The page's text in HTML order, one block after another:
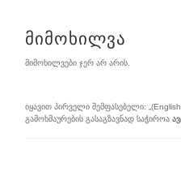
მიმოხილვა
მიმოხილვები ჯერ არ არის.
იყავით პირველი შემფასებელი:
გამოხმაურების გასაგზავნად საჭიროა